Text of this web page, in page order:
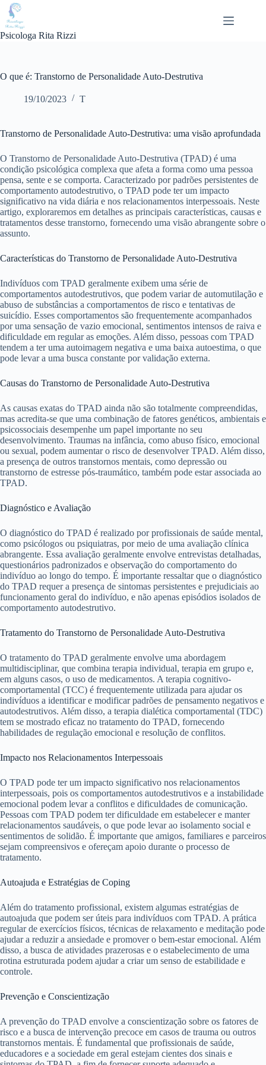
Pular
para
conteúdo
Psicologa Rita Rizzi
O que é: Transtorno de Personalidade Auto-Destrutiva
19/10/2023 T
Transtorno de Personalidade Auto-Destrutiva: uma visão aprofundada
O Transtorno de Personalidade Auto-Destrutiva (TPAD) é uma
condição psicológica complexa que afeta a forma como uma pessoa
pensa, sente e se comporta. Caracterizado por padrões persistentes de
comportamento autodestrutivo, o TPAD pode ter um impacto
significativo na vida diária e nos relacionamentos interpessoais. Neste
artigo, exploraremos em detalhes as principais características, causas e
tratamentos desse transtorno, fornecendo uma visão abrangente sobre o
assunto.
Características do Transtorno de Personalidade Auto-Destrutiva
Indivíduos com TPAD geralmente exibem uma série de
comportamentos autodestrutivos, que podem variar de automutilação e
abuso de substâncias a comportamentos de risco e tentativas de
suicídio. Esses comportamentos são frequentemente acompanhados
por uma sensação de vazio emocional, sentimentos intensos de raiva e
dificuldade em regular as emoções. Além disso, pessoas com TPAD
tendem a ter uma autoimagem negativa e uma baixa autoestima, o que
pode levar a uma busca constante por validação externa.
Causas do Transtorno de Personalidade Auto-Destrutiva
As causas exatas do TPAD ainda não são totalmente compreendidas,
mas acredita-se que uma combinação de fatores genéticos, ambientais e
psicossociais desempenhe um papel importante no seu
desenvolvimento. Traumas na infância, como abuso físico, emocional
ou sexual, podem aumentar o risco de desenvolver TPAD. Além disso,
a presença de outros transtornos mentais, como depressão ou
transtorno de estresse pós-traumático, também pode estar associada ao
TPAD.
Diagnóstico e Avaliação
O diagnóstico do TPAD é realizado por profissionais de saúde mental,
como psicólogos ou psiquiatras, por meio de uma avaliação clínica
abrangente. Essa avaliação geralmente envolve entrevistas detalhadas,
questionários padronizados e observação do comportamento do
indivíduo ao longo do tempo. É importante ressaltar que o diagnóstico
do TPAD requer a presença de sintomas persistentes e prejudiciais ao
funcionamento geral do indivíduo, e não apenas episódios isolados de
comportamento autodestrutivo.
Tratamento do Transtorno de Personalidade Auto-Destrutiva
O tratamento do TPAD geralmente envolve uma abordagem
multidisciplinar, que combina terapia individual, terapia em grupo e,
em alguns casos, o uso de medicamentos. A terapia cognitivo-
comportamental (TCC) é frequentemente utilizada para ajudar os
indivíduos a identificar e modificar padrões de pensamento negativos e
autodestrutivos. Além disso, a terapia dialética comportamental (TDC)
tem se mostrado eficaz no tratamento do TPAD, fornecendo
habilidades de regulação emocional e resolução de conflitos.
Impacto nos Relacionamentos Interpessoais
O TPAD pode ter um impacto significativo nos relacionamentos
interpessoais, pois os comportamentos autodestrutivos e a instabilidade
emocional podem levar a conflitos e dificuldades de comunicação.
Pessoas com TPAD podem ter dificuldade em estabelecer e manter
relacionamentos saudáveis, o que pode levar ao isolamento social e
sentimentos de solidão. É importante que amigos, familiares e parceiros
sejam compreensivos e ofereçam apoio durante o processo de
tratamento.
Autoajuda e Estratégias de Coping
Além do tratamento profissional, existem algumas estratégias de
autoajuda que podem ser úteis para indivíduos com TPAD. A prática
regular de exercícios físicos, técnicas de relaxamento e meditação pode
ajudar a reduzir a ansiedade e promover o bem-estar emocional. Além
disso, a busca de atividades prazerosas e o estabelecimento de uma
rotina estruturada podem ajudar a criar um senso de estabilidade e
controle.
Prevenção e Conscientização
A prevenção do TPAD envolve a conscientização sobre os fatores de
risco e a busca de intervenção precoce em casos de trauma ou outros
transtornos mentais. É fundamental que profissionais de saúde,
educadores e a sociedade em geral estejam cientes dos sinais e